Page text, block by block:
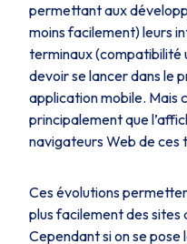
permettant aux
moins facilement) leurs
terminaux (compatibilité
devoir se lancer dans le
application mobile. Mais
principalement que
navigateurs Web de ces
Ces évolutions
plus facilement des sites
Cependant si on se pose